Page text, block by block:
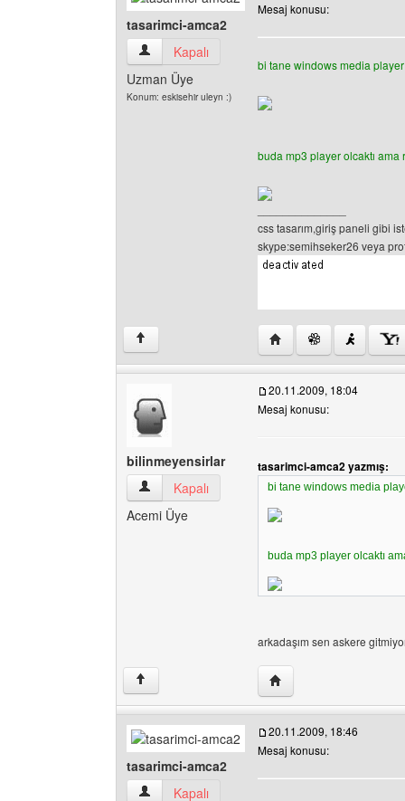
tasarimci-amca2
tasarimci-amca2 Kullanıcının profilini görüntüle
Kapalı
Uzman Üye
Konum: eskisehir uleyn :)
Mesaj konusu:
bi tane windows media player
buda mp3 player olcaktı
css tasarım,giriş paneli gibi
skype:semihseker26 veya
↑ Yazarın web sitesini
bilinmeyensirlar
bilinmeyensirlar Kullanıcının profilini görüntüle
Kapalı
Acemi Üye
20.11.2009, 18:04
Mesaj konusu:
tasarimci-amca2 yazmış:
bi tane windows media
buda mp3 player olcaktı
arkadaşım sen askere
↑ Yazarın web sitesini
tasarimci-amca2
tasarimci-amca2 Kullanıcının profilini görüntüle
Kapalı
20.11.2009, 18:46
Mesaj konusu: